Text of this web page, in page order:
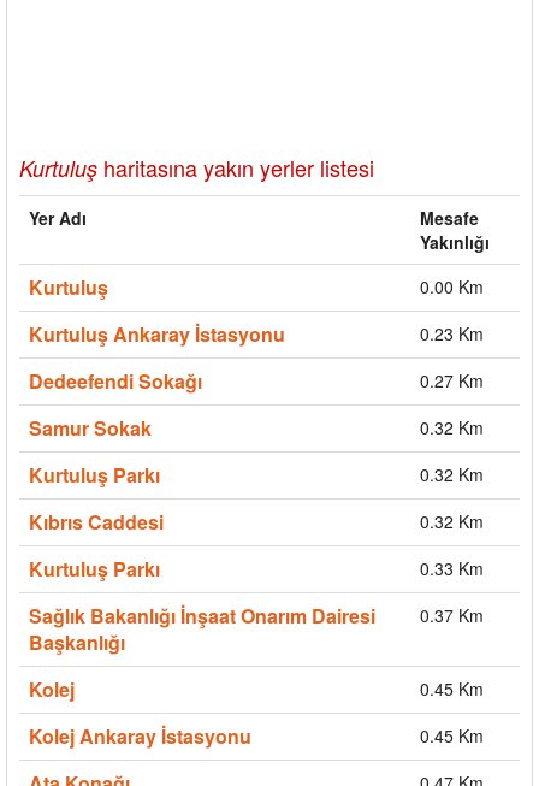
Kurtuluş haritasına yakın yerler listesi
Yer Adı
Mesafe
Yakınlığı
Kurtuluş 0.00 Km
Kurtuluş Ankaray İstasyonu 0.23 Km
Dedeefendi Sokağı 0.27 Km
Samur Sokak 0.32 Km
Kurtuluş Parkı 0.32 Km
Kıbrıs Caddesi 0.32 Km
Kurtuluş Parkı 0.33 Km
Sağlık Bakanlığı İnşaat Onarım Dairesi
Başkanlığı
0.37 Km
Kolej 0.45 Km
Kolej Ankaray İstasyonu 0.45 Km